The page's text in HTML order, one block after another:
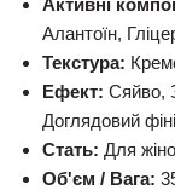
Активні
Алантоїн,
Текстура:
Ефект: Сяйво,
Доглядовий
Стать: Для
Об'єм / Вага: